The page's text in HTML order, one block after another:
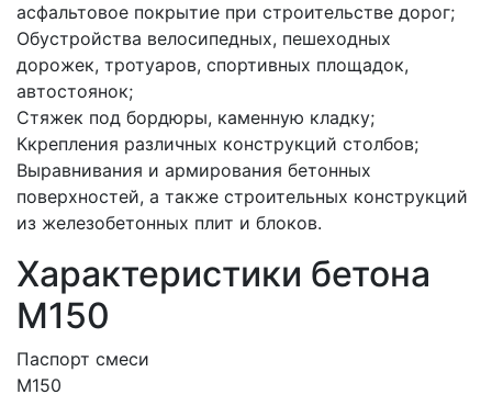
асфальтовое покрытие при строительстве дорог;
Обустройства велосипедных, пешеходных
дорожек, тротуаров, спортивных площадок,
автостоянок;
Стяжек под бордюры, каменную кладку;
Ккрепления различных конструкций столбов;
Выравнивания и армирования бетонных
поверхностей, а также строительных конструкций
из железобетонных плит и блоков.
Характеристики бетона
М150
Паспорт смеси
М150